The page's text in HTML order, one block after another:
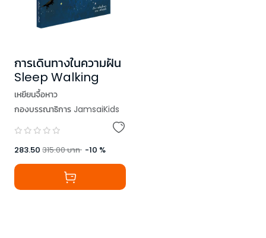
การเดินทางในความฝัน
Sleep Walking
เหยียนจื้อหาว
กองบรรณาธิการ JamsaiKids
283.50 315.00บาท -10 %